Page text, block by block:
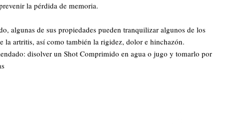
la pérdida de memoria.
algunas de sus propiedades pueden tranquilizar algunos de los
la artritis, así como también la rigidez, dolor e hinchazón.
disolver un Shot Comprimido en agua o jugo y tomarlo por